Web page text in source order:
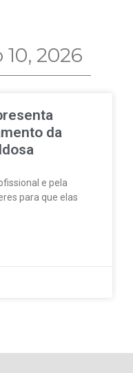
2026
da
e pela
para que elas